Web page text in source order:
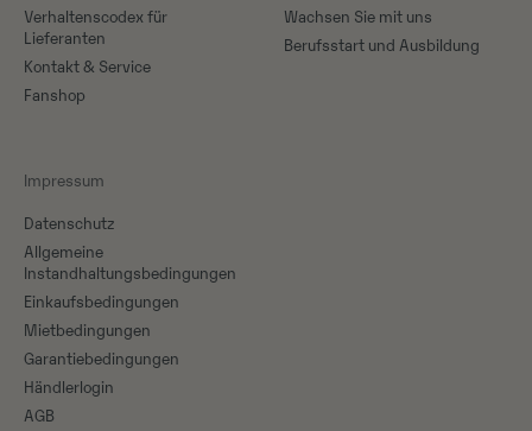
Verhaltenscodex für
Lieferanten
Kontakt & Service
Fanshop
Wachsen Sie mit uns
Berufsstart und Ausbildung
Impressum
Datenschutz
Allgemeine
Instandhaltungsbedingungen
Einkaufsbedingungen
Mietbedingungen
Garantiebedingungen
Händlerlogin
AGB